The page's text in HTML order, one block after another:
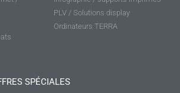
PLV / Solutions display
Ordinateurs TERRA
SPÉCIALES